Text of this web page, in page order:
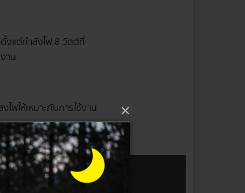
×
งแต่กำลังไฟ 8 วัตต์ที่
าน
ฟให้เหมาะกับการใช้งาน